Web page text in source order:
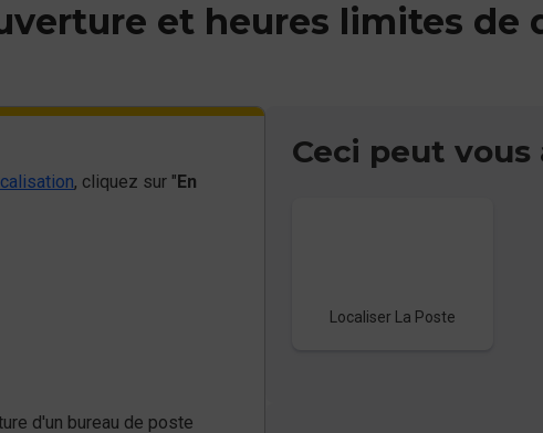
et heures limites de
, cliquez sur "En
Ceci peut vous
Localiser La Poste